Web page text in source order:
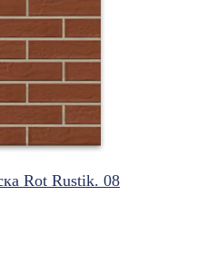
Rot Rustik. 08